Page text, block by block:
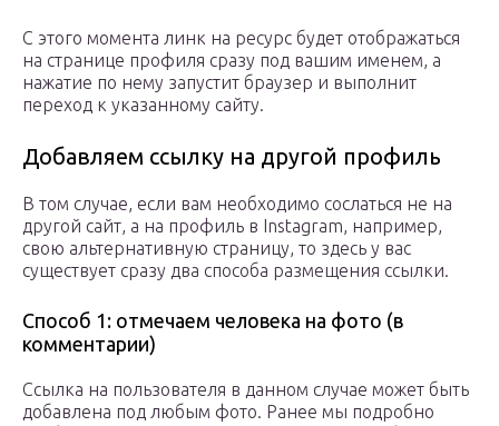
С этого момента линк на ресурс будет отображаться
на странице профиля сразу под вашим именем, а
нажатие по нему запустит браузер и выполнит
переход к указанному сайту.
Добавляем ссылку на другой профиль
В том случае, если вам необходимо сослаться не на
другой сайт, а на профиль в Instagram, например,
свою альтернативную страницу, то здесь у вас
существует сразу два способа размещения ссылки.
Способ 1: отмечаем человека на фото (в
комментарии)
Ссылка на пользователя в данном случае может быть
добавлена под любым фото. Ранее мы подробно